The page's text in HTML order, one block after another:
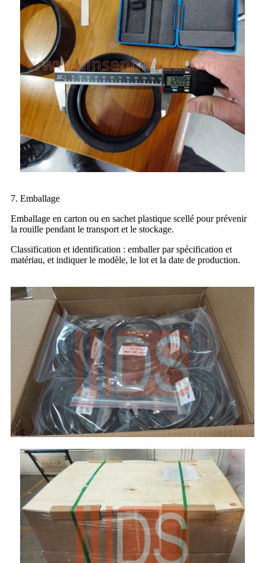
7. Emballage
Emballage en carton ou en sachet plastique scellé pour prévenir
la rouille pendant le transport et le stockage.
Classification et identification : emballer par spécification et
matériau, et indiquer le modèle, le lot et la date de production.